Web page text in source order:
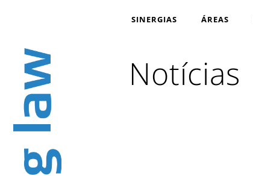
SINERGIAS ÁREAS
Notícias